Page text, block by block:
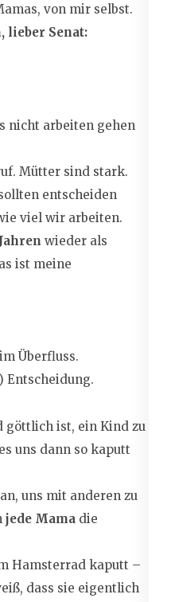
von mir selbst.
lieber Senat:
nicht arbeiten gehen
Mütter sind stark.
entscheiden
viel wir arbeiten.
wieder als
ist meine
Überfluss.
Entscheidung.
göttlich ist, ein Kind zu
uns dann so kaputt
uns mit anderen zu
jede Mama die
Hamsterrad kaputt –
dass sie eigentlich